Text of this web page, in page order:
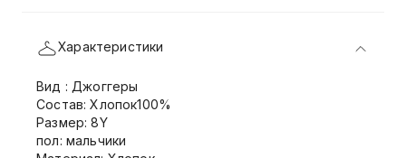
Характеристики
Вид : Джоггеры
Состав: Хлопок100%
Размер: 8Y
пол: мальчики